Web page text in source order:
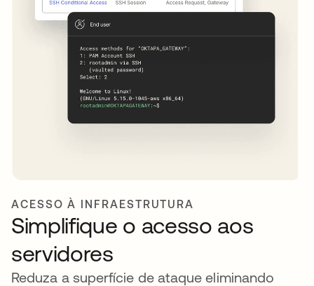
ACESSO À INFRAESTRUTURA
Simplifique o acesso aos
servidores
Reduza a superfície de ataque eliminando